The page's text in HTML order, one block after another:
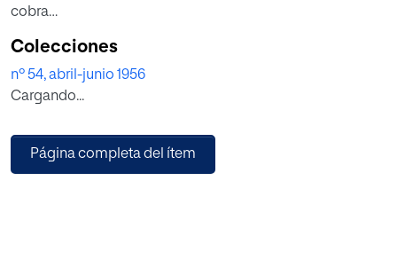
cobra
rotación, cuando
se verifica por el método centroide o similares, brinda una
serie
dichos
ejes . No es probable que estos ejes y saturaciones
Colecciones
nº 54, abril-junio 1956
Cargando...
Página completa del ítem